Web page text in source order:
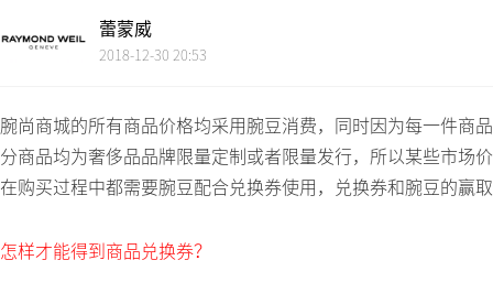
蕾蒙威
2018-12-30 20:53
腕尚商城的所有商品价格均采用腕豆消费，同时因为每一件商
分商品均为奢侈品品牌限量定制或者限量发行，所以某些市场
在购买过程中都需要腕豆配合兑换券使用，兑换券和腕豆的赢
怎样才能得到商品兑换券？